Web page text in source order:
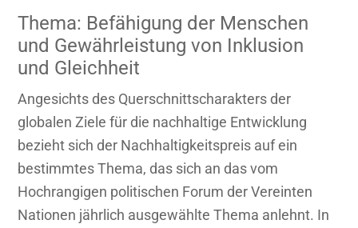
Thema: Befähigung der Menschen
und Gewährleistung von Inklusion
und Gleichheit
Angesichts des Querschnittscharakters der
globalen Ziele für die nachhaltige Entwicklung
bezieht sich der Nachhaltigkeitspreis auf ein
bestimmtes Thema, das sich an das vom
Hochrangigen politischen Forum der Vereinten
Nationen jährlich ausgewählte Thema anlehnt. In